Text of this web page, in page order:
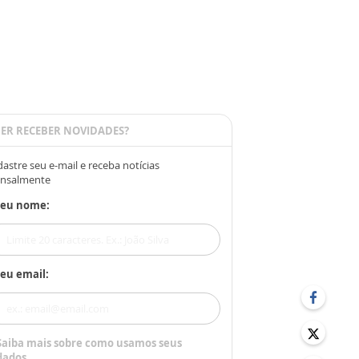
RECEBER NOVIDADES?
seu e-mail e receba notícias
nome:
email:
mais sobre como usamos seus